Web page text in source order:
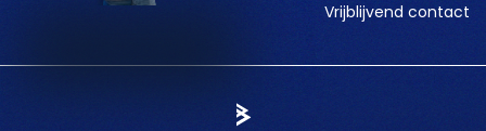
Vrijblijvend contact